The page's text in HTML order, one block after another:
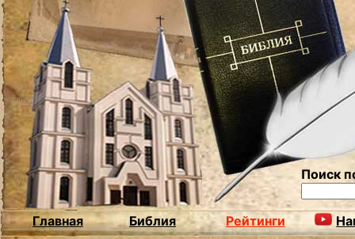
Поиск
Главная Библия Рейтинги